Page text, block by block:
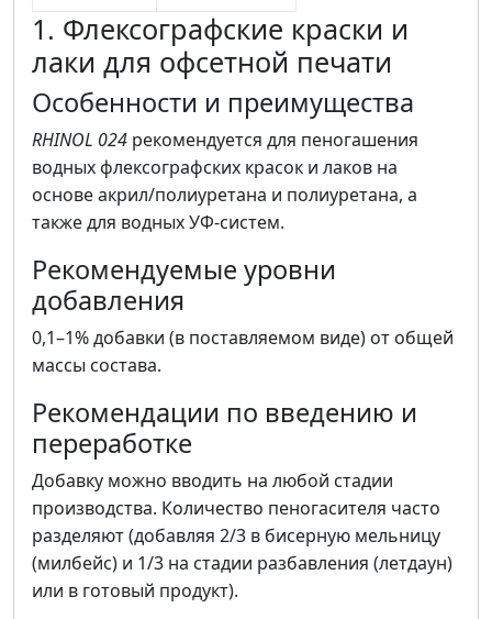
1. Флексографские краски и
лаки для офсетной печати
Особенности и преимущества
RHINOL 024 рекомендуется для пеногашения
водных флексографских красок и лаков на
основе акрил/полиуретана и полиуретана, а
также для водных УФ-систем.
Рекомендуемые уровни
добавления
0,1–1% добавки (в поставляемом виде) от общей
массы состава.
Рекомендации по введению и
переработке
Добавку можно вводить на любой стадии
производства. Количество пеногасителя часто
разделяют (добавляя 2/3 в бисерную мельницу
(милбейс) и 1/3 на стадии разбавления (летдаун)
или в готовый продукт).